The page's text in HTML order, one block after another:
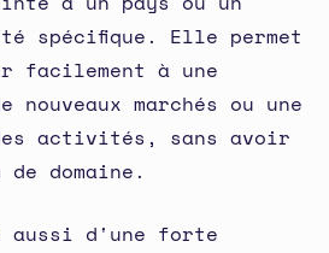
spécifique. Elle permet
facilement à une
nouveaux marchés ou une
activités, sans avoir
de domaine.
aussi d'une forte